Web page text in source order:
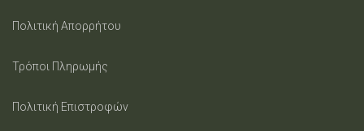
Πολιτική Απορρήτου
Τρόποι Πληρωμής
Πολιτική Επιστροφών